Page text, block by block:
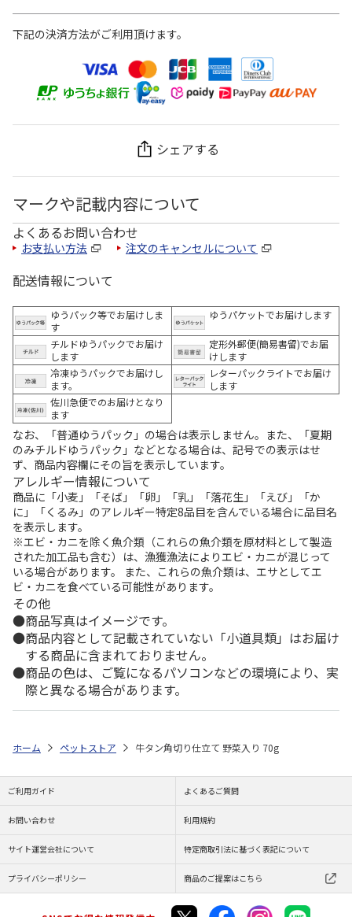
下記の決済方法がご利用頂けます。
シェアする
マークや記載内容について
よくあるお問い合わせ
お支払い方法 注文のキャンセルについて
配送情報について
ゆうパック等でお届けしま
す
ゆうパケットでお届けします
チルドゆうパックでお届け
します
定形外郵便(簡易書留)でお届
けします
冷凍ゆうパックでお届けし
ます。
レターパックライトでお届け
します
佐川急便でのお届けとなり
ます
なお、「普通ゆうパック」の場合は表示しません。また、「夏期
のみチルドゆうパック」などとなる場合は、記号での表示はせ
ず、商品内容欄にその旨を表示しています。
アレルギー情報について
商品に「小麦」「そば」「卵」「乳」「落花生」「えび」「か
に」「くるみ」のアレルギー特定8品目を含んでいる場合に品目名
を表示します。
※エビ・カニを除く魚介類（これらの魚介類を原材料として製造
された加工品も含む）は、漁獲漁法によりエビ・カニが混じって
いる場合があります。 また、これらの魚介類は、エサとしてエ
ビ・カニを食べている可能性があります。
その他
商品写真はイメージです。
商品内容として記載されていない「小道具類」はお届け
する商品に含まれておりません。
商品の色は、ご覧になるパソコンなどの環境により、実
際と異なる場合があります。
ホーム ペットストア 牛タン角切り仕立て 野菜入り 70g
ご利用ガイド よくあるご質問
お問い合わせ 利用規約
サイト運営会社について 特定商取引法に基づく表記について
プライバシーポリシー 商品のご提案はこちら